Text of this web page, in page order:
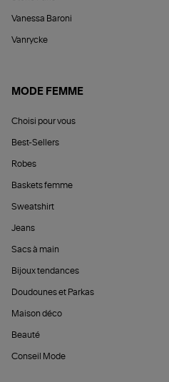
Vanessa Baroni
Vanrycke
MODE FEMME
Choisi pour vous
Best-Sellers
Robes
Baskets femme
Sweatshirt
Jeans
Sacs à main
Bijoux tendances
Doudounes et Parkas
Maison déco
Beauté
Conseil Mode